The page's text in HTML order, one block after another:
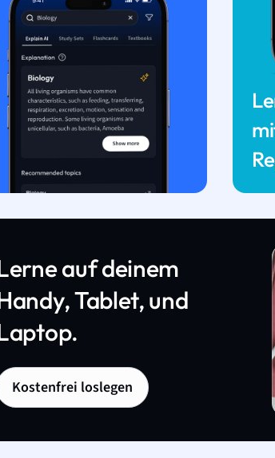
auf deinem
Tablet, und
Kostenfrei loslegen